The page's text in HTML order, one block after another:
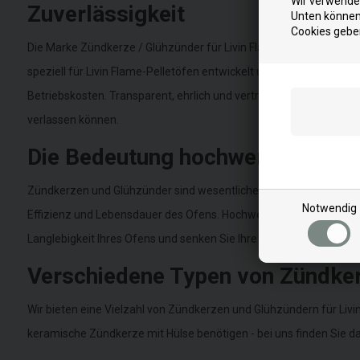
Unten
Cookies
Notwendig
Zuverlässigkeit
Die Marke Zündkerze / Glühzünder für Livin Flame Pelletofen
speziell für Livin Flame-Pelletöfen entwickelt und dienen der
Betriebskosten. Transparent, ehrlich und vertrauenswürdig - wir
verlassen können.
Die Bedeutung hochwertiger
Zündkerzen und Glühzünder sind wesentliche Bestandteile
Effizienz und Lebensdauer des Ofens. Hochwertige Zündkerzen
Langlebigkeit Ihres Ofens und senken Sie Ihre Betriebskosten mit
Verschiedene Typen von
Wir bieten eine Vielzahl von Zündkerzen und Glühzündern für
keramische Zündkerze mit Hülse benötigen - bei uns finden Sie